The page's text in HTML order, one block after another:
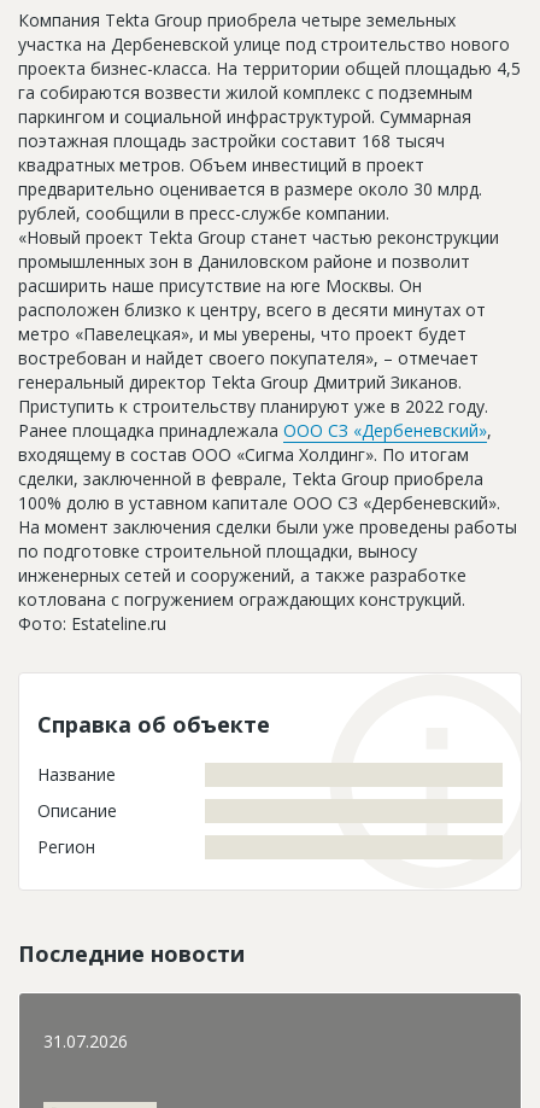
Новости
Платные услуги
Пресс-релизы
Правила работы
Контакты
Личный кабинет
Компания Tekta Group приобрела четыре земельных
участка на Дербеневской улице под строительство нового
проекта бизнес-класса. На территории общей площадью 4,5
га собираются возвести жилой комплекс с подземным
паркингом и социальной инфраструктурой. Суммарная
поэтажная площадь застройки составит 168 тысяч
квадратных метров. Объем инвестиций в проект
предварительно оценивается в размере около 30 млрд.
рублей, сообщили в пресс-службе компании.
«Новый проект Tekta Group станет частью реконструкции
промышленных зон в Даниловском районе и позволит
расширить наше присутствие на юге Москвы. Он
расположен близко к центру, всего в десяти минутах от
метро «Павелецкая», и мы уверены, что проект будет
востребован и найдет своего покупателя», – отмечает
генеральный директор Tekta Group Дмитрий Зиканов.
Приступить к строительству планируют уже в 2022 году.
Ранее площадка принадлежала ООО СЗ «Дербеневский»,
входящему в состав ООО «Сигма Холдинг». По итогам
сделки, заключенной в феврале, Tekta Group приобрела
100% долю в уставном капитале ООО СЗ «Дербеневский».
На момент заключения сделки были уже проведены работы
по подготовке строительной площадки, выносу
инженерных сетей и сооружений, а также разработке
котлована с погружением ограждающих конструкций.
Фото: Estateline.ru
Справка об объекте
Название
Описание
Регион
Последние новости
31.07.2026